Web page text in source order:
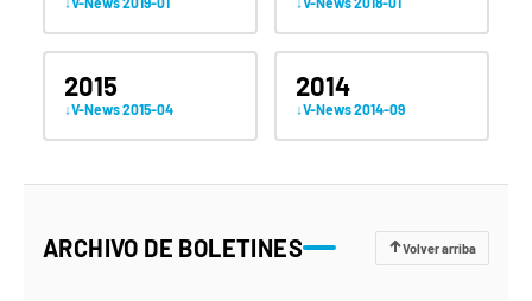
2015
V-News 2015-04
2014
V-News 2014-09
ARCHIVO DE BOLETINES Volver arriba